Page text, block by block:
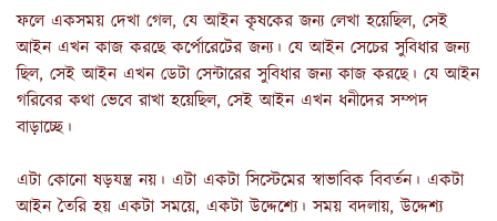
ফলে একসময় দেখা গেল, যে আইন কৃষকের জন্য লেখা হয়েছিল, সেই
আইন এখন কাজ করছে কর্পোরেটের জন্য। যে আইন সেচের সুবিধার জন্য
ছিল, সেই আইন এখন ডেটা সেন্টারের সুবিধার জন্য কাজ করছে। যে আইন
গরিবের কথা ভেবে রাখা হয়েছিল, সেই আইন এখন ধনীদের সম্পদ
বাড়াচ্ছে।
এটা কোনো ষড়যন্ত্র নয়। এটা একটা সিস্টেমের স্বাভাবিক বিবর্তন। একটা
আইন তৈরি হয় একটা সময়ে, একটা উদ্দেশ্যে। সময় বদলায়, উদ্দেশ্য